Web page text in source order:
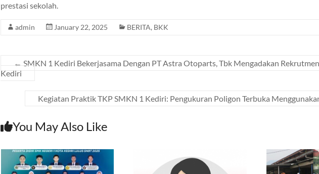
prestasi sekolah.
admin January 22, 2025 BERITA, BKK
← SMKN 1 Kediri Bekerjasama Dengan PT Astra Otoparts, Tbk Mengadakan
Kediri
Kegiatan Praktik TKP SMKN 1 Kediri: Pengukuran Poligon Terbuka
You May Also Like